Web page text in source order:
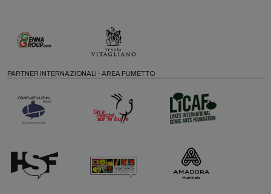
PARTNER INTERNAZIONALI - AREA FUMETTO